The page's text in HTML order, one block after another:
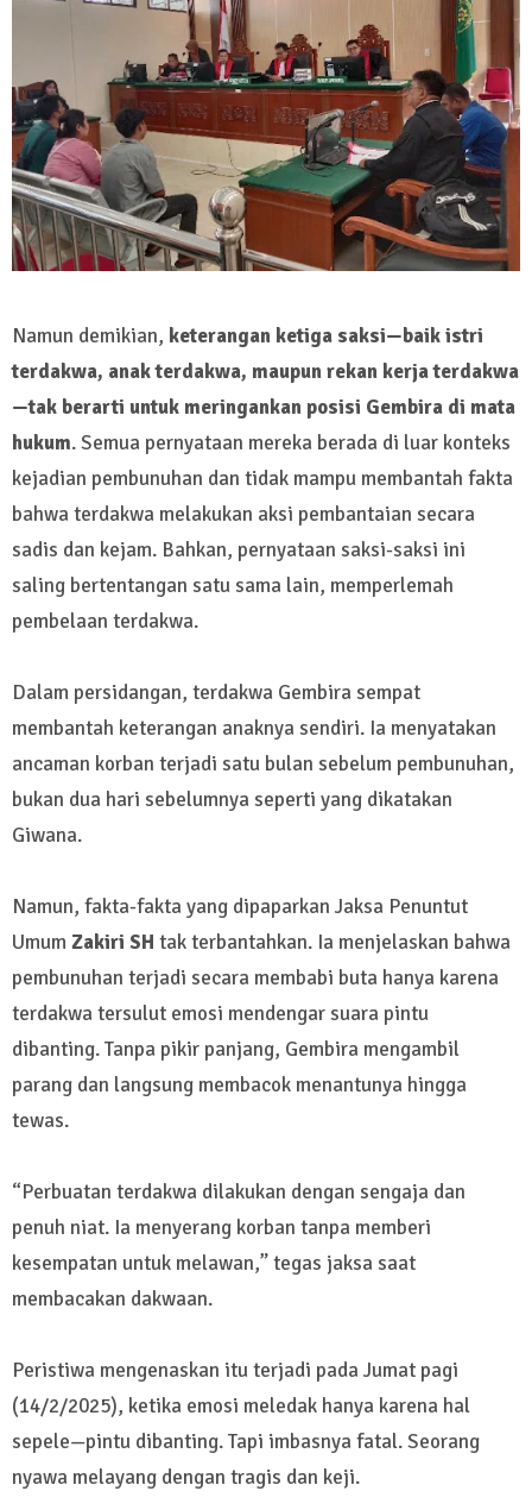
Namun demikian, keterangan ketiga saksi—baik istri
terdakwa, anak terdakwa, maupun rekan kerja terdakwa
—tak berarti untuk meringankan posisi Gembira di mata
hukum. Semua pernyataan mereka berada di luar konteks
kejadian pembunuhan dan tidak mampu membantah fakta
bahwa terdakwa melakukan aksi pembantaian secara
sadis dan kejam. Bahkan, pernyataan saksi-saksi ini
saling bertentangan satu sama lain, memperlemah
pembelaan terdakwa.
Dalam persidangan, terdakwa Gembira sempat
membantah keterangan anaknya sendiri. Ia menyatakan
ancaman korban terjadi satu bulan sebelum pembunuhan,
bukan dua hari sebelumnya seperti yang dikatakan
Giwana.
Namun, fakta-fakta yang dipaparkan Jaksa Penuntut
UmumZakiri SH tak terbantahkan. Ia menjelaskan bahwa
pembunuhan terjadi secara membabi buta hanya karena
terdakwa tersulut emosi mendengar suara pintu
dibanting. Tanpa pikir panjang, Gembira mengambil
parang dan langsung membacok menantunya hingga
tewas.
“Perbuatan terdakwa dilakukan dengan sengaja dan
penuh niat. Ia menyerang korban tanpa memberi
kesempatan untuk melawan,” tegas jaksa saat
membacakan dakwaan.
Peristiwa mengenaskan itu terjadi pada Jumat pagi
(14/2/2025), ketika emosi meledak hanya karena hal
sepele—pintu dibanting. Tapi imbasnya fatal. Seorang
nyawa melayang dengan tragis dan keji.